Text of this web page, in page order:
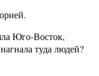
Юго-Восток,
туда людей?